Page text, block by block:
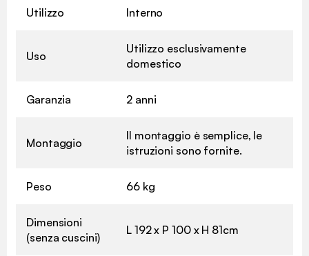
Utilizzo Interno
Uso
Utilizzo esclusivamente
domestico
Garanzia 2 anni
Montaggio
Il montaggio è semplice, le
istruzioni sono fornite.
Peso 66 kg
Dimensioni
(senza cuscini)
L 192 x P 100 x H 81cm